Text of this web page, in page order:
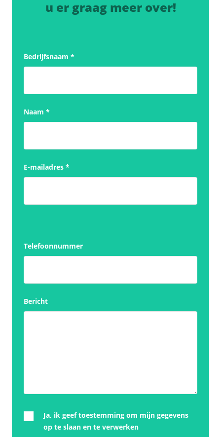
u er graag meer over!
Bedrijfsnaam *
Naam *
E-mailadres *
Telefoonnummer
Bericht
Ja, ik geef toestemming om mijn gegevens
op te slaan en te verwerken